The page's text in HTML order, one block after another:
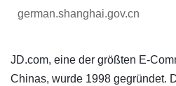
german.shanghai.gov.cn
JD.com, eine der größten E-
Chinas, wurde 1998 gegründet.